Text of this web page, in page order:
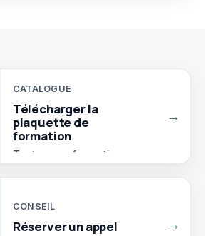
CATALOGUE
Télécharger la
plaquette de
formation
Toutes nos formations.
→
CONSEIL
Réserver un appel →